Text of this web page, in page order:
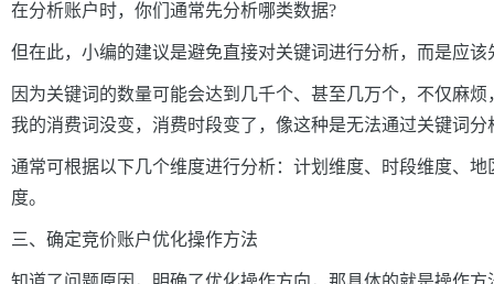
在分析账户时，你们通常先分析哪类数据?
但在此，小编的建议是避免直接对关键词进行分析，而是应该
因为关键词的数量可能会达到几千个、甚至几万个，不仅麻
我的消费词没变，消费时段变了，像这种是无法通过关键词分
通常可根据以下几个维度进行分析：计划维度、时段维度、
度。
三、确定竞价账户优化操作方法